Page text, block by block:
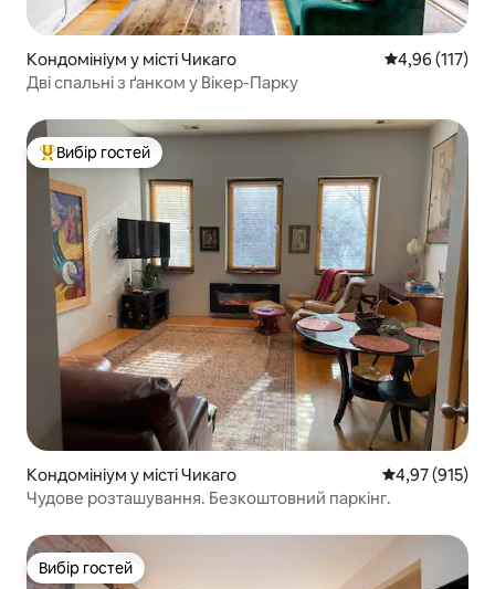
Кондомініум у місті Чикаго Середня
4,96 (117)
Дві спальні з ґанком у Вікер-Парку
Топ вибір гостей
Вибір гостей
Кондомініум у місті Чикаго Середня
4,97 (915)
Чудове розташування. Безкоштовний паркінг.
Вибір гостей
Вибір гостей